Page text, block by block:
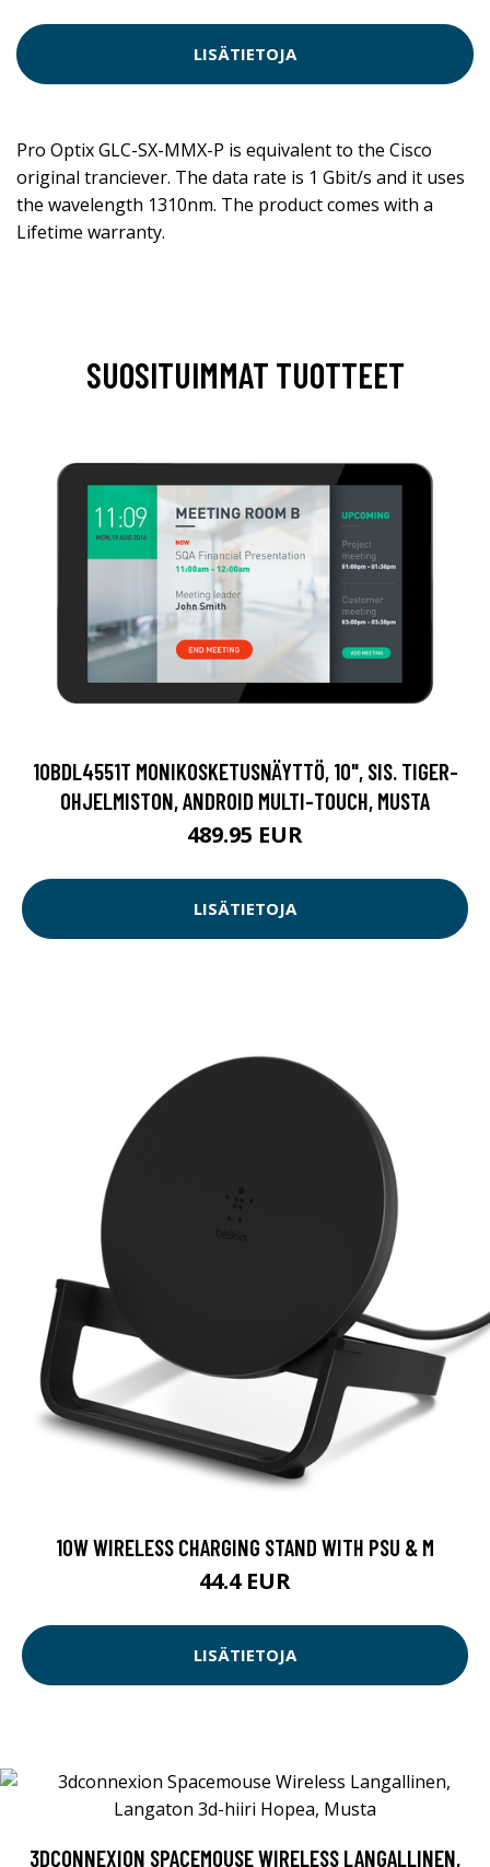
LISÄTIETOJA
Pro Optix GLC-SX-MMX-P is equivalent to the Cisco
original tranciever. The data rate is 1 Gbit/s and it uses
the wavelength 1310nm. The product comes with a
Lifetime warranty.
SUOSITUIMMAT TUOTTEET
10BDL4551T MONIKOSKETUSNÄYTTÖ, 10", SIS. TIGER-
OHJELMISTON, ANDROID MULTI-TOUCH, MUSTA
489.95 EUR
LISÄTIETOJA
10W WIRELESS CHARGING STAND WITH PSU & M
44.4 EUR
LISÄTIETOJA
3DCONNEXION SPACEMOUSE WIRELESS LANGALLINEN,